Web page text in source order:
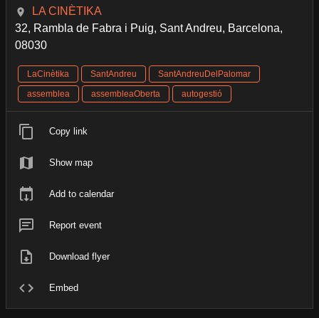
LA CINÈTIKA
32, Rambla de Fabra i Puig, Sant Andreu, Barcelona,
08030
LaCinètika SantAndreu
SantAndreuDelPalomar
assemblea
assembleaOberta autogestió
Copy link
Show map
Add to calendar
Report event
Download flyer
Embed